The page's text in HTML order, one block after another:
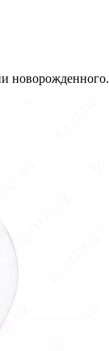
новорожденного.